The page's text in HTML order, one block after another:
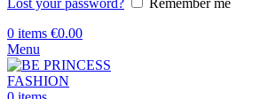
0 items €0.00
Menu